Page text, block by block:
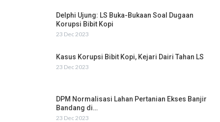
Delphi Ujung: LS Buka-Bukaan Soal Dugaan
Korupsi Bibit Kopi
23 Dec 2023
Kasus Korupsi Bibit Kopi, Kejari Dairi Tahan LS
23 Dec 2023
DPM Normalisasi Lahan Pertanian Ekses Banjir
Bandang di…
23 Dec 2023